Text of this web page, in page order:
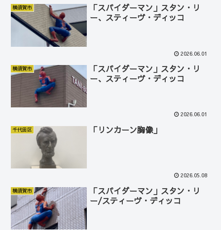
横須賀市
「スパイダーマン」スタン・リ
ー、スティーヴ・ディッコ
2026.06.01
横須賀市
「スパイダーマン」スタン・リ
ー、スティーヴ・ディッコ
2026.06.01
千代田区 「リンカーン胸像」
2026.05.08
横須賀市
「スパイダーマン」スタン・リ
ー/スティーヴ・ディッコ